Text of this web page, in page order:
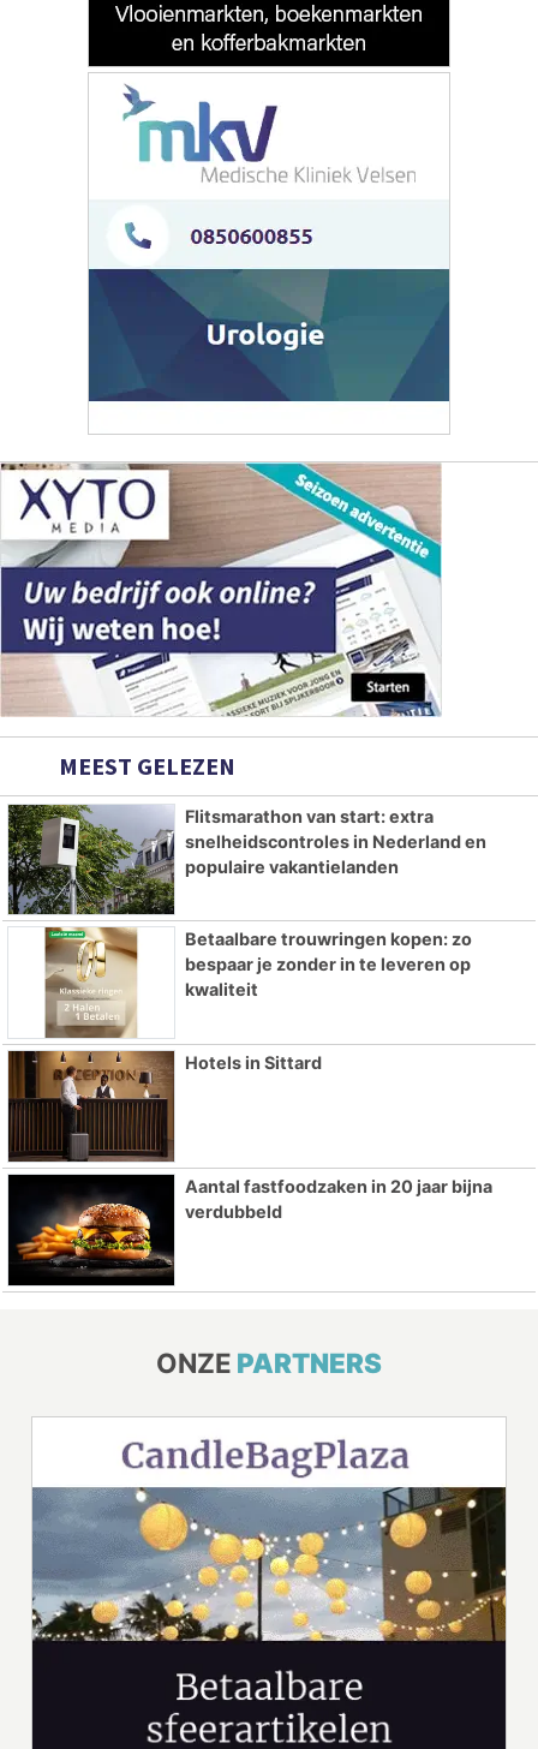
MEEST GELEZEN
Flitsmarathon van start: extra
snelheidscontroles in Nederland en
populaire vakantielanden
Betaalbare trouwringen kopen: zo
bespaar je zonder in te leveren op
kwaliteit
Hotels in Sittard
Aantal fastfoodzaken in 20 jaar bijna
verdubbeld
ONZE PARTNERS